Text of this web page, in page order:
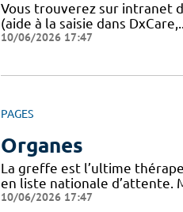
Vous trouverez sur intranet
(aide à la saisie dans
10/06/2026 17:47
PAGES
Organes
La greffe est l’ultime
en liste nationale d’attente.
10/06/2026 17:47